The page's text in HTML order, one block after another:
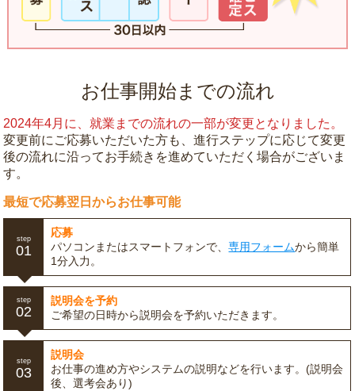
お仕事開始までの流れ
2024年4月に、就業までの流れの一部が変更となりました。
変更前にご応募いただいた方も、進行ステップに応じて変更
後の流れに沿ってお手続きを進めていただく場合がございま
す。
最短で応募翌日からお仕事可能
step
01
応募
パソコンまたはスマートフォンで、専用フォームから簡単
1分入力。
step
02
説明会を予約
ご希望の日時から説明会を予約いただきます。
step
03
説明会
お仕事の進め方やシステムの説明などを行います。(説明会
後、選考会あり)